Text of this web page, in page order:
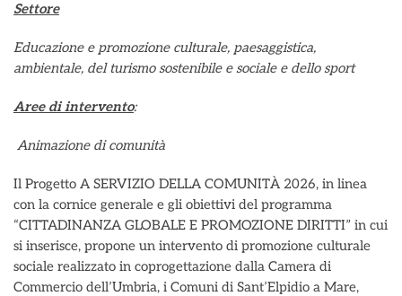
Settore
Educazione e promozione culturale, paesaggistica,
ambientale, del turismo sostenibile e sociale e dello sport
Aree di intervento:
Animazione di comunità
Il Progetto A SERVIZIO DELLA COMUNITÀ 2026, in linea
con la cornice generale e gli obiettivi del programma
“CITTADINANZA GLOBALE E PROMOZIONE DIRITTI” in cui
si inserisce, propone un intervento di promozione culturale
sociale realizzato in coprogettazione dalla Camera di
Commercio dell’Umbria, i Comuni di Sant’Elpidio a Mare,